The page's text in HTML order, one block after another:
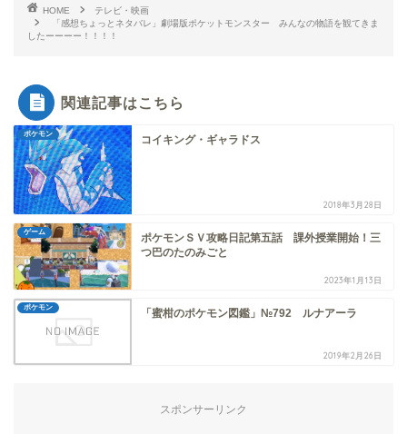
HOME
テレビ・映画
「感想ちょっとネタバレ」劇場版ポケットモンスター みんなの物語を観てきま
したーーーー！！！！
関連記事はこちら
ポケモン コイキング・ギャラドス
2018年3月28日
ゲーム
ポケモンＳＶ攻略日記第五話 課外授業開始！三
つ巴のたのみごと
2023年1月13日
ポケモン 「蜜柑のポケモン図鑑」№792 ルナアーラ
2019年2月26日
スポンサーリンク